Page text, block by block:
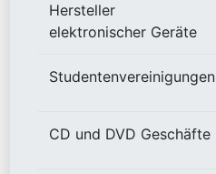
Hersteller
elektronischer Geräte
Studentenvereinigungen
CD und DVD Geschäfte